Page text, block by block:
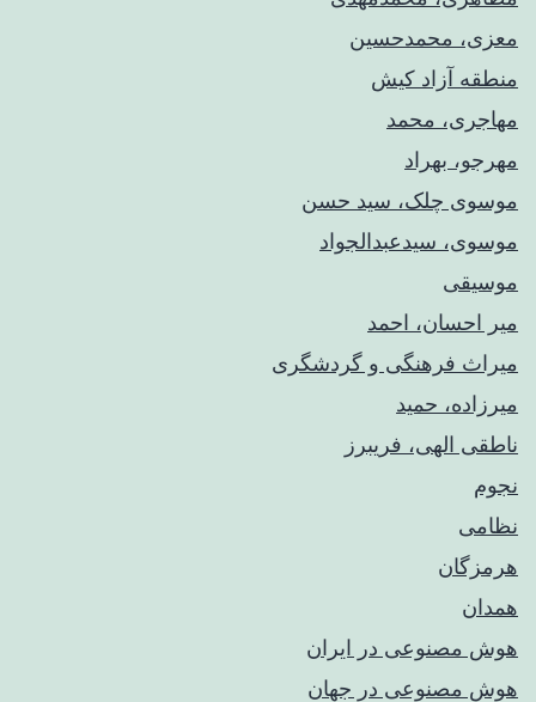
معزی، محمدحسین
منطقه آزاد کیش
مهاجری، محمد
مهرجو، بهراد
موسوی چلک، سید حسن
موسوی، سیدعبدالجواد
موسیقی
میر احسان، احمد
میراث فرهنگی و گردشگری
میرزاده، حمید
ناطقی الهی، فریبرز
نجوم
نظامی
هرمزگان
همدان
هوش مصنوعی در ایران
هوش مصنوعی در جهان